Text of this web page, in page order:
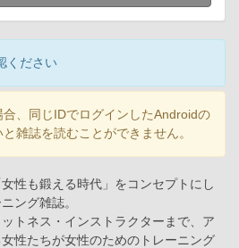
ください
、同じIDでログインしたAndroidの
雑誌を読むことができません。
性も鍛える時代」をコンセプトにし
ング雑誌。
トネス・インストラクターまで、ア
性たちが女性のためのトレーニング